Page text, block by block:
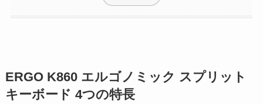
ERGO K860 エルゴノミック スプリット
キーボード 4つの特長